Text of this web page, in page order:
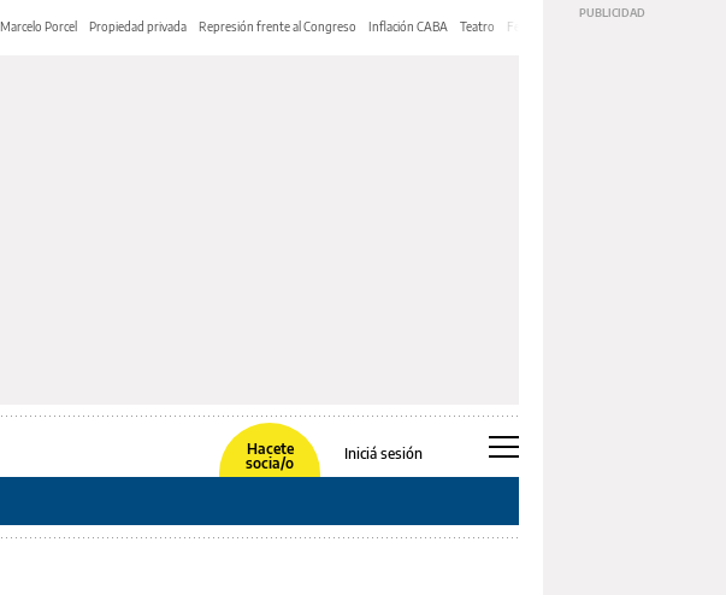
Marcelo Porcel Propiedad privada Represión frente al Congreso Inflación CABA Teatro Feria de Editores
Hacete
socia/o
Iniciá sesión